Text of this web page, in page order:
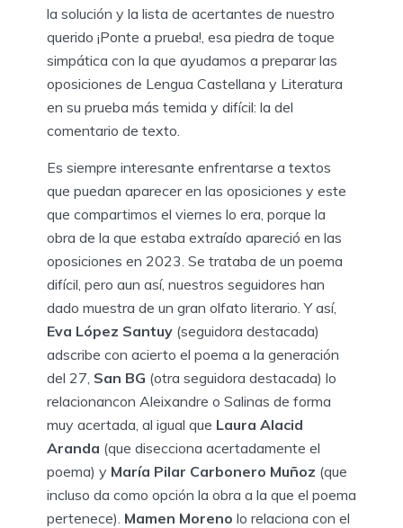
la solución y la lista de acertantes de nuestro
querido ¡Ponte a prueba!, esa piedra de toque
simpática con la que ayudamos a preparar las
oposiciones de Lengua Castellana y Literatura
en su prueba más temida y difícil: la del
comentario de texto.
Es siempre interesante enfrentarse a textos
que puedan aparecer en las oposiciones y este
que compartimos el viernes lo era, porque la
obra de la que estaba extraído apareció en las
oposiciones en 2023. Se trataba de un poema
difícil, pero aun así, nuestros seguidores han
dado muestra de un gran olfato literario. Y así,
Eva López Santuy (seguidora destacada)
adscribe con acierto el poema a la generación
del 27, San BG (otra seguidora destacada) lo
relacionancon Aleixandre o Salinas de forma
muy acertada, al igual que Laura Alacid
Aranda (que disecciona acertadamente el
poema) y María Pilar Carbonero Muñoz (que
incluso da como opción la obra a la que el poema
pertenece). Mamen Moreno lo relaciona con el